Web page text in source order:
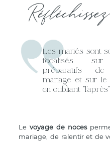
Les mariés sont
focalisés
préparatifs
mariage et sur le
en oubliant
Levoyage de noces
mariage, de ralentir et de